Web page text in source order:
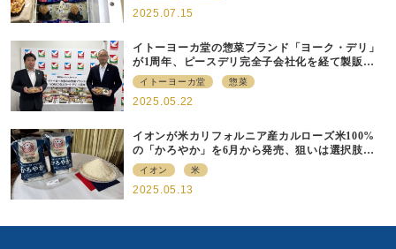
2025.07.15
イトーヨーカ堂の惣菜ブランド「ヨーク・デリ」
が1周年、ピースデリ完全子会社化を経て製販連
携強化の現在地
イトーヨーカ堂 惣菜
2025.05.22
イオンが米カリフォルニア産カルローズ米100%
の「かろやか」を6月から発売、狙いは選択肢の
提供
イオン 米
2025.05.13